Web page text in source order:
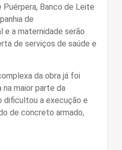
Banco de Leite
de
e a maternidade serão
de serviços de saúde e
da obra já foi
na maior parte da
dificultou a execução e
de concreto armado,